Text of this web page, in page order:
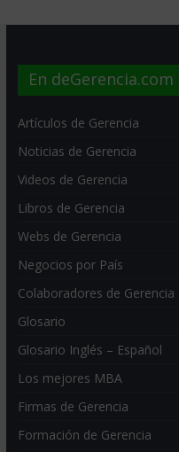
En deGerencia.com
Artículos de Gerencia
Noticias de Gerencia
Videos de Gerencia
Libros de Gerencia
Webs de Gerencia
Negocios por País
Colaboradores de Gerencia
Glosario
Glosario Inglés – Español
Los mejores MBA
Firmas de Gerencia
Formación de Gerencia